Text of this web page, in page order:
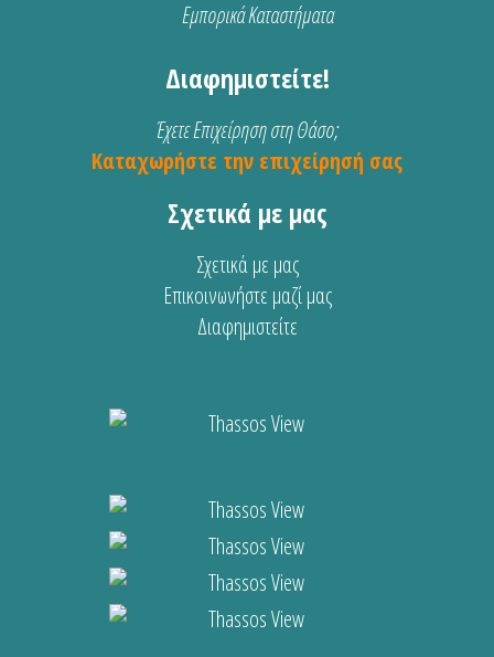
Εμπορικά Καταστήματα
Διαφημιστείτε!
Έχετε Επιχείρηση στη Θάσο;
Καταχωρήστε την επιχείρησή σας
Σχετικά με μας
Σχετικά με μας
Επικοινωνήστε μαζί μας
Διαφημιστείτε